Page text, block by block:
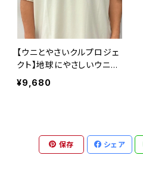
【ウニとやさいクルプロジェ
クト】地球にやさしいウニT
シャツ
¥9,680
保存 シェア